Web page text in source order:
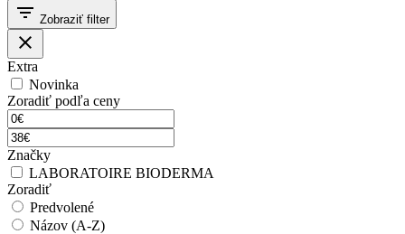
filter_list Zobraziť filter
close
Extra
Novinka
Zoradiť podľa ceny
Značky
LABORATOIRE BIODERMA
Zoradiť
Predvolené
Názov (A-Z)